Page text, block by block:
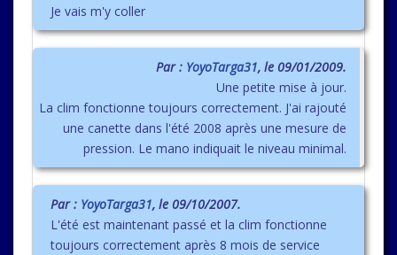
Je vais m'y coller
Par : YoyoTarga31, le 09/01/2009.
Une petite mise à jour.
La clim fonctionne toujours correctement. J'ai rajouté
une canette dans l'été 2008 après une mesure de
pression. Le mano indiquait le niveau minimal.
Par : YoyoTarga31, le 09/10/2007.
L'été est maintenant passé et la clim fonctionne
toujours correctement après 8 mois de service